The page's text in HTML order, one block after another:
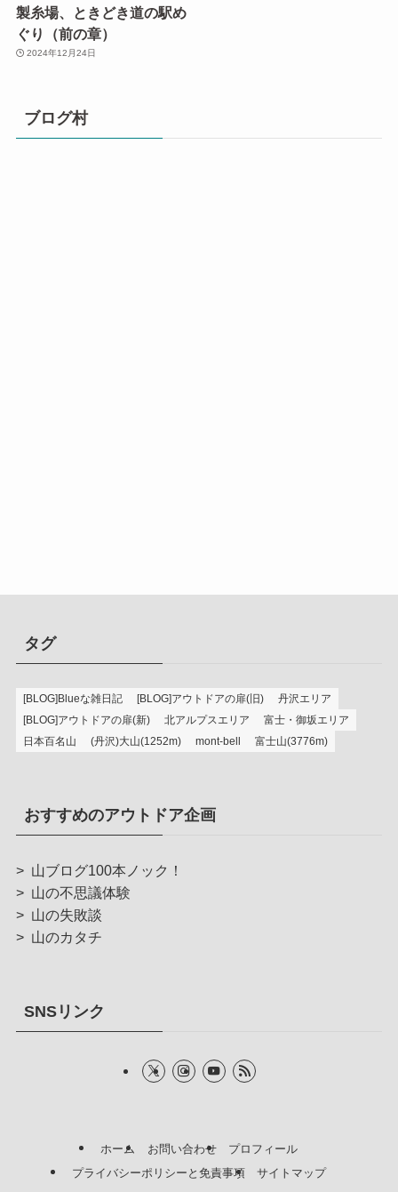
製糸場、ときどき道の駅め
ぐり（前の章）
2024年12月24日
ブログ村
タグ
[BLOG]Blueな雑日記 [BLOG]アウトドアの扉(旧)
丹沢エリア
[BLOG]アウトドアの扉(新)
北アルプスエリア
富士・御坂エリア
日本百名山
(丹沢)大山(1252m) mont-bell 富士山(3776m)
おすすめのアウトドア企画
> 山ブログ100本ノック！
> 山の不思議体験
> 山の失敗談
> 山のカタチ
SNSリンク
ホーム お問い合わせ
プロフィール
プライバシーポリシーと免責事項
サイトマップ